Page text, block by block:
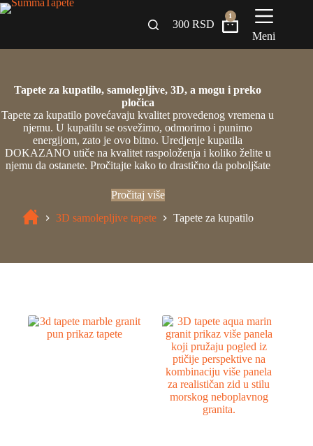
Drveni Pregradni Zidovi i Police
3D Samolepljive tapete
Građevinski materijali
INSPIRACIJA I IDEJE
BLOG
300RSD
1
Meni
Tapete za kupatilo, samolepljive, 3D, a mogu i preko
pločica
Tapete za kupatilo povećavaju kvalitet provedenog vremena u
njemu. U kupatilu se osvežimo, odmorimo i punimo
energijom, zato je ovo bitno. Uredjenje kupatila
DOKAZANO utiče na kvalitet raspoloženja i koliko želite u
njemu da ostanete. Pročitajte kako to drastično da poboljšate
Pročitaj više
3D samolepljive tapete
Tapete za kupatilo